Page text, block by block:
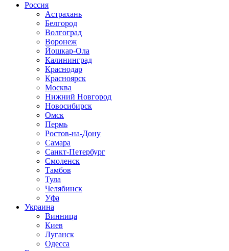
Россия
Астрахань
Белгород
Волгоград
Воронеж
Йошкар-Ола
Калининград
Краснодар
Красноярск
Москва
Нижний Новгород
Новосибирск
Омск
Пермь
Ростов-на-Дону
Самара
Санкт-Петербург
Смоленск
Тамбов
Тула
Челябинск
Уфа
Украина
Винница
Киев
Луганск
Одесса